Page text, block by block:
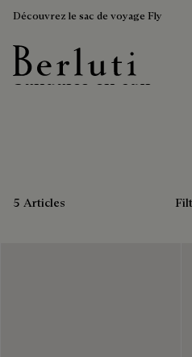
Découvrez le sac de voyage Fly
Page d'Accueil Berluti
Sandales en cuir
5 Articles